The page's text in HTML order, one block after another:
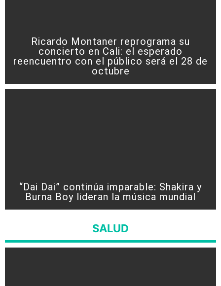
Ricardo Montaner reprograma su
concierto en Cali: el esperado
reencuentro con el público será el 28 de
octubre
“Dai Dai” continúa imparable: Shakira y
Burna Boy lideran la música mundial
SALUD